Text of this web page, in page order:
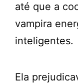
até que a
vampira
inteligentes.
Ela